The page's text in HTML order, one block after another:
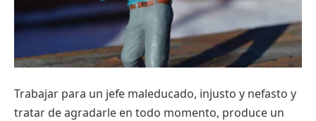
Trabajar para un jefe maleducado, injusto y nefasto y
tratar de agradarle en todo momento, produce un